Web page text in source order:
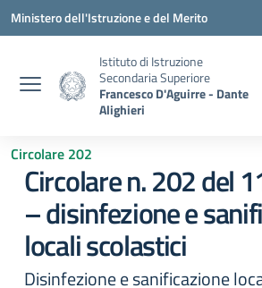
Vai ai contenuti
Vai al menu di navigazione
Vai al footer
Ministero dell'Istruzione e del Merito
Istituto di Istruzione
Secondaria Superiore
Francesco D'Aguirre - Dante
Alighieri
Circolare 202
Circolare n. 202 del
– disinfezione e
locali scolastici
Disinfezione e sanificazione